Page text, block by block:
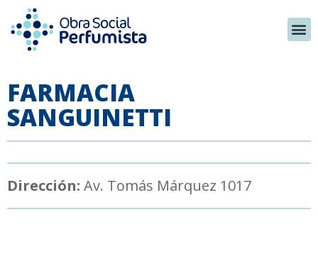
FARMACIA
SANGUINETTI
Dirección: Av. Tomás Márquez 1017